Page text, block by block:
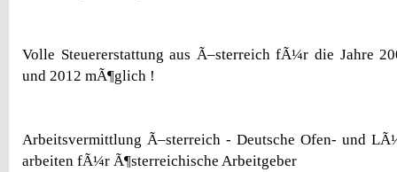
Volle Steuererstattung aus Ã–sterreich fÃ¼r die Jahre
und 2012 mÃ¶glich !
Arbeitsvermittlung Ã–sterreich - Deutsche Ofen- und
arbeiten fÃ¼r Ã¶sterreichische Arbeitgeber